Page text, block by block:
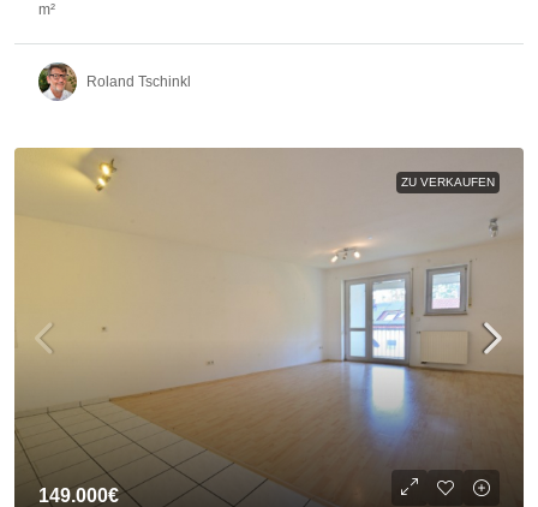
m²
Roland Tschinkl
ZU VERKAUFEN
149.000€